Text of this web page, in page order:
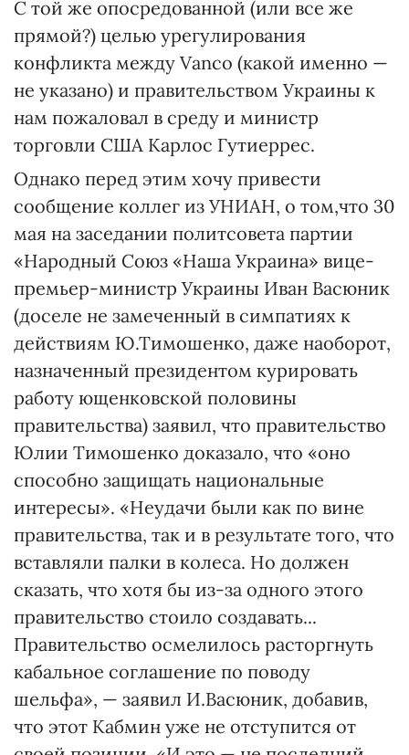
С той же опосредованной (или все же
прямой?) целью урегулирования
конфликта между Vanco (какой именно —
не указано) и правительством Украины к
нам пожаловал в среду и министр
торговли США Карлос Гутиеррес.
Однако перед этим хочу привести
сообщение коллег из УНИАН, о том,что 30
мая на заседании политсовета партии
«Народный Союз «Наша Украина» вице-
премьер-министр Украины Иван Васюник
(доселе не замеченный в симпатиях к
действиям Ю.Тимо­шен­ко, даже наоборот,
назначенный президентом курировать
работу ющенковской половины
правительства) заявил, что правительство
Юлии Тимошенко доказало, что «оно
способно защищать национальные
интересы». «Неудачи были как по вине
правительства, так и в результате того, что
вставляли пал­ки в колеса. Но должен
сказать, что хотя бы из-за одного этого
правительство стоило создавать...
Правительство осмелилось расторгнуть
кабальное соглашение по поводу
шельфа», — заявил И.Васюник, добавив,
что этот Кабмин уже не отступится от